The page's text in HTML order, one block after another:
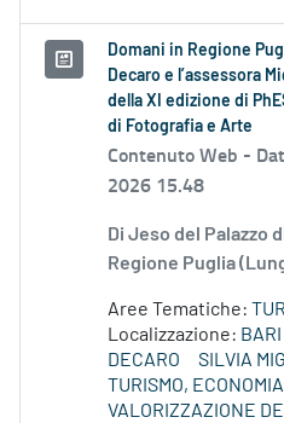
Domani in Regione
Decaro e l’assessora
della XI edizione di
di Fotografia e Arte
Contenuto Web -
2026 15.48
Di Jeso del Palazzo
Regione Puglia
Aree Tematiche:
Localizzazione: BARI
DECARO
SILVIA
TURISMO,
VALORIZZAZIONE